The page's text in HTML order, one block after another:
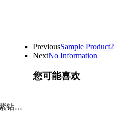
颜色分类: （小吊坠）紫钻链长45CM现货 （小吊坠）紫钻链长40CM现货 （小吊坠）白钻链长45CM现货 （小吊坠）白钻链长40CM现货 （大吊坠）紫钻链长45CM现货 （大吊坠）紫钻链长40CM现货 （大吊坠）白钻链长45CM现货 （大吊坠）白钻链长40CM现货
PreviousSample Product2
NextNo Information
您可能喜欢